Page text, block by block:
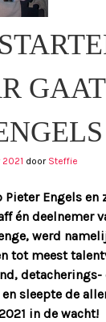
door Steffie
Engels en
én deelnemer
werd
tot meest
detacherings-
sleepte de
in de wacht!